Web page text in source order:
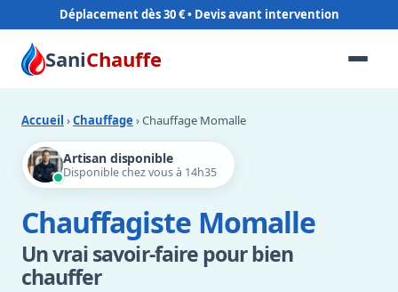
Déplacement dès 30 €
SaniChauffe
Accueil ›Chauffage › Chauffage Momalle
Artisan disponible
Disponible chez vous à 14h35
Chauffagiste Momalle
Un vrai savoir-faire pour bien
chauffer